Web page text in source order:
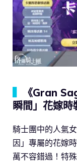
《Gran
瞬間」花嫁時
騎士團中的人氣
因」專屬的花嫁
萬不容錯過！特